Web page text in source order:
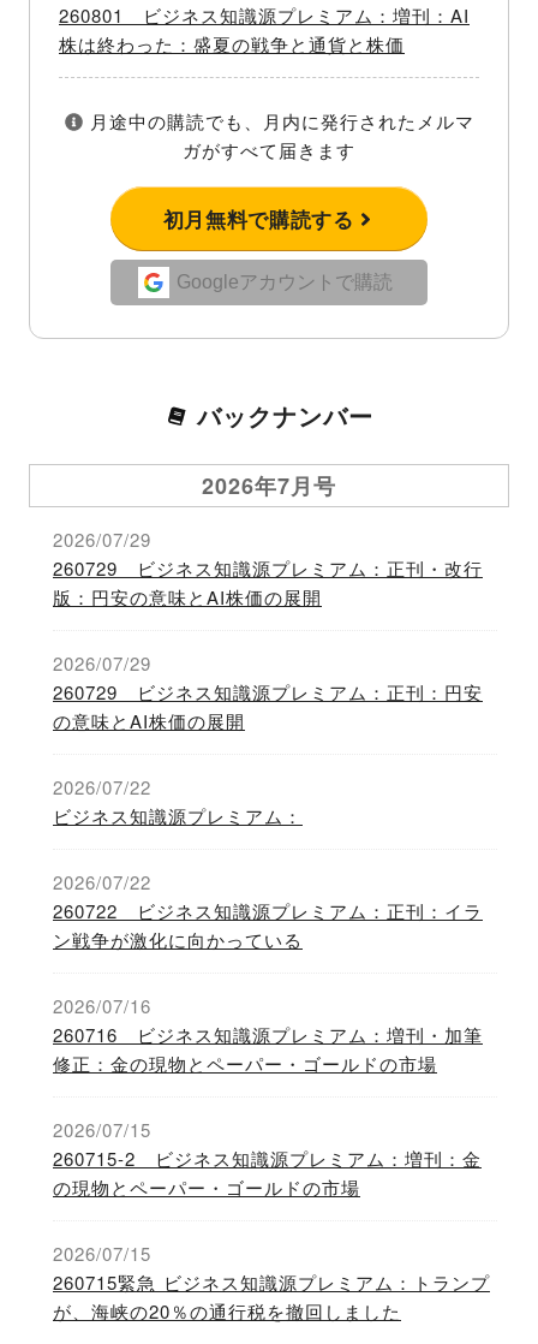
260801 ビジネス知識源プレミアム：増刊：AI
株は終わった：盛夏の戦争と通貨と株価
月途中の購読でも、月内に発行されたメルマ
ガがすべて届きます
初月無料で購読する
Googleアカウントで購読
バックナンバー
2026年7月号
2026/07/29
260729 ビジネス知識源プレミアム：正刊・改行
版：円安の意味とAI株価の展開
2026/07/29
260729 ビジネス知識源プレミアム：正刊：円安
の意味とAI株価の展開
2026/07/22
ビジネス知識源プレミアム：
2026/07/22
260722 ビジネス知識源プレミアム：正刊：イラ
ン戦争が激化に向かっている
2026/07/16
260716 ビジネス知識源プレミアム：増刊・加筆
修正：金の現物とペーパー・ゴールドの市場
2026/07/15
260715-2 ビジネス知識源プレミアム：増刊：金
の現物とペーパー・ゴールドの市場
2026/07/15
260715緊急 ビジネス知識源プレミアム：トランプ
が、海峡の20％の通行税を撤回しました